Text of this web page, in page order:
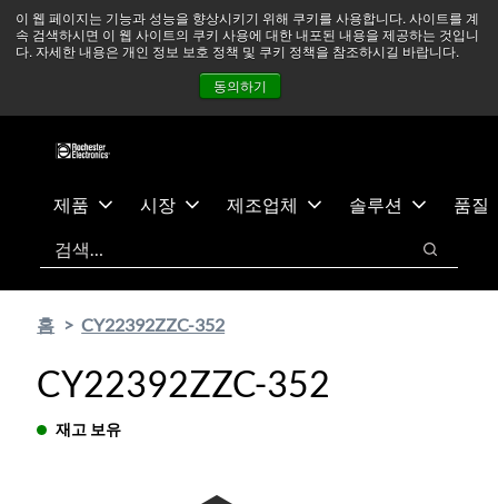
이 웹 페이지는 기능과 성능을 향상시키기 위해 쿠키를 사용합니다. 사이트를 계
속 검색하시면 이 웹 사이트의 쿠키 사용에 대한 내포된 내용을 제공하는 것입니
다. 자세한 내용은 개인 정보 보호 정책 및 쿠키 정책을 참조하시길 바랍니다.
동의하기
츠
건
중동 지역 상황을 지속적으로 주시하고 있으며, 모든 서비스는
정상적으로 운영되고 있습니다. 더 읽어보기 →
뉴스
문의하기
제품 시장 제조업체 솔루션
품질
검색
검색
홈 CY22392ZZC-352
CY22392ZZC-352
재고 보유